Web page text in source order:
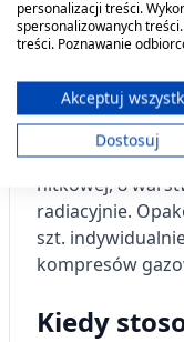
Viscoplast Opti-
plastry
26,69 zł
Producent -
Opis
Jałowe kompresy
nitkowej, 8
radiacyjnie.
szt.
kompresów
Kiedy
personalizacji treści.
spersonalizowanych
treści. Poznawanie
ograniczonych danych do
Dane mogą być
Twoja zgoda i polityka
Wyświetl listę
Cele przetwarzania IAB:
Przechowywanie
lub dostęp do nich
wyboru reklam
Akceptuj
Dostosuj